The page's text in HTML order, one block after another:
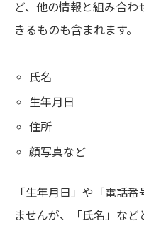
ど、他の情報と組み合
きるものも含まれます。
氏名
生年月日
住所
顔写真など
「生年月日」や「電話
ませんが、「氏名」な